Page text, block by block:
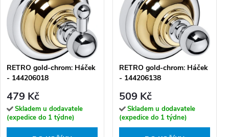
RETRO gold-chrom: Háček
- 144206018
479 Kč
Skladem u dodavatele
(expedice do 1 týdne)
RETRO gold-chrom: Háček
- 144206138
509 Kč
Skladem u dodavatele
(expedice do 1 týdne)